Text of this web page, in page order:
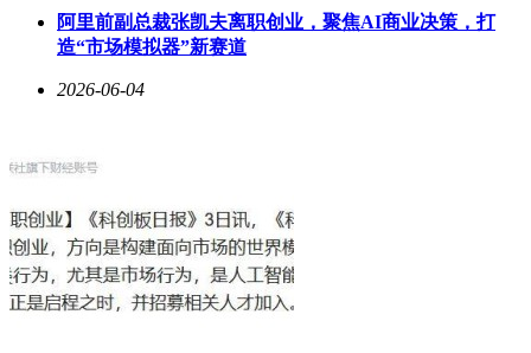
阿里前副总裁张凯夫离职创业，聚焦AI商业决策，打
造“市场模拟器”新赛道
2026-06-04